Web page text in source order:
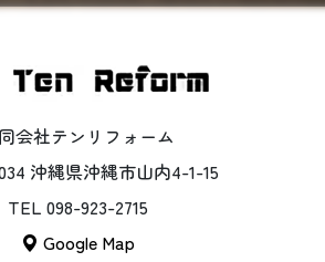
会社テンリフォーム
沖縄県沖縄市山内4-1-15
TEL 098-923-2715
Google Map